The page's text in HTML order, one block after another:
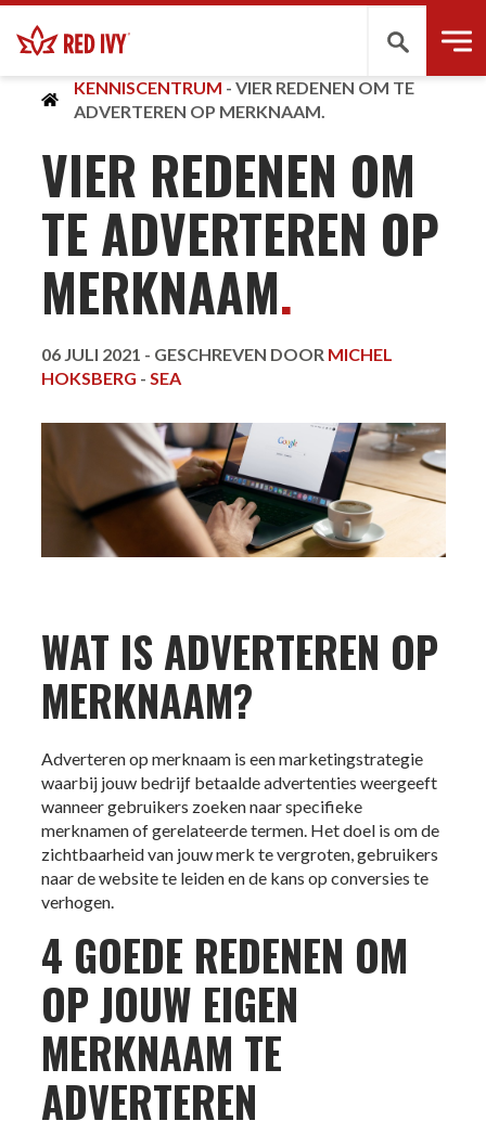
Zoeken
KENNISCENTRUM - VIER REDENEN OM TE
ADVERTEREN OP MERKNAAM.
VIER REDENEN OM
TE ADVERTEREN OP
MERKNAAM.
06 JULI 2021 - GESCHREVEN DOOR MICHEL
HOKSBERG - SEA
WAT IS ADVERTEREN OP
MERKNAAM?
Adverteren op merknaam is een marketingstrategie
waarbij jouw bedrijf betaalde advertenties weergeeft
wanneer gebruikers zoeken naar specifieke
merknamen of gerelateerde termen. Het doel is om de
zichtbaarheid van jouw merk te vergroten, gebruikers
naar de website te leiden en de kans op conversies te
verhogen.
4 GOEDE REDENEN OM
OP JOUW EIGEN
MERKNAAM TE
ADVERTEREN